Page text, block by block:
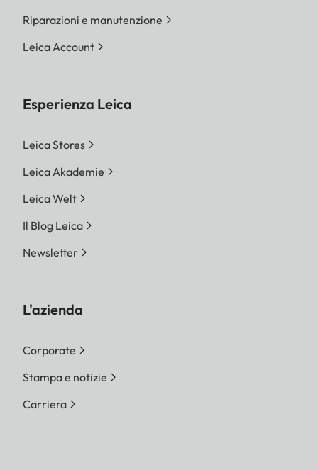
Riparazioni e manutenzione
Leica Account
Esperienza Leica
Leica Stores
Leica Akademie
Leica Welt
Il Blog Leica
Newsletter
L'azienda
Corporate
Stampa e notizie
Carriera